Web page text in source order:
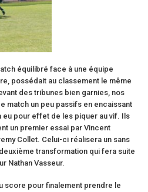
équilibré face à une équipe
possédait au classement le même
des tribunes bien garnies, nos
match un peu passifs en encaissant
eu pour effet de les piquer au vif. Ils
un premier essai par Vincent
Collet. Celui-ci réalisera un sans
transformation qui fera suite
Nathan Vasseur.
score pour finalement prendre le